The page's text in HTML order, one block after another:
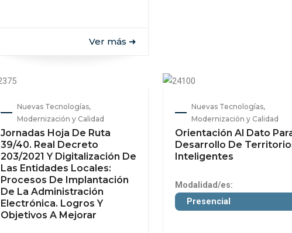
Ver más ➜
Nuevas Tecnologías,
Modernización y Calidad
Jornadas Hoja De Ruta
39/40. Real Decreto
203/2021 Y Digitalización De
Las Entidades Locales:
Procesos De Implantación
De La Administración
Electrónica. Logros Y
Objetivos A Mejorar
Nuevas Tecnologías,
Modernización y Calidad
Orientación Al Dato
Desarrollo De
Inteligentes
Modalidad/es:
Presencial